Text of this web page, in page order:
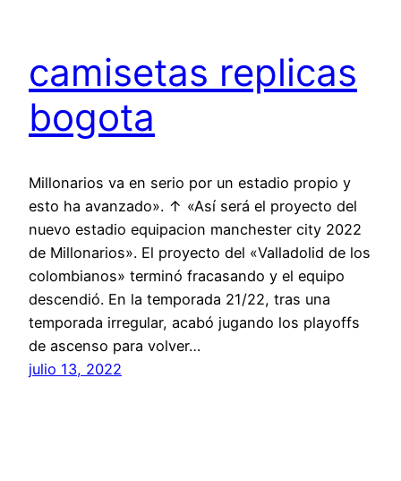
camisetas replicas
bogota
Millonarios va en serio por un estadio propio y
esto ha avanzado». ↑ «Así será el proyecto del
nuevo estadio equipacion manchester city 2022
de Millonarios». El proyecto del «Valladolid de los
colombianos» terminó fracasando y el equipo
descendió. En la temporada 21/22, tras una
temporada irregular, acabó jugando los playoffs
de ascenso para volver…
julio 13, 2022